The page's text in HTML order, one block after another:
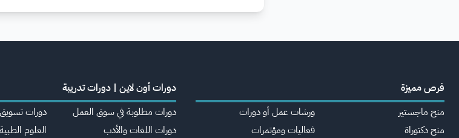
فرص مميزة
منح ماجستير
منح دكتوراة
ورشات عمل أو دورات
فعاليات ومؤتمرات
دورات أون لاين | دورات تدريبة
دورات مطلوبة في سوق العمل
دورات اللغات والأدب
دورات
العلوم